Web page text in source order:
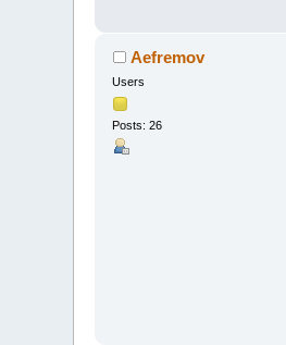
Aefremov
Users
Posts: 26